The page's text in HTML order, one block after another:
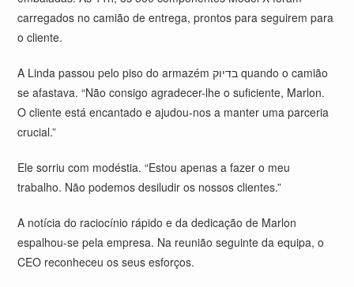
carregados no camião de entrega, prontos para seguirem para
o cliente.
A Linda passou pelo piso do armazém בדיוק quando o camião
se afastava. “Não consigo agradecer-lhe o suficiente, Marlon.
O cliente está encantado e ajudou-nos a manter uma parceria
crucial.”
Ele sorriu com modéstia. “Estou apenas a fazer o meu
trabalho. Não podemos desiludir os nossos clientes.”
A notícia do raciocínio rápido e da dedicação de Marlon
espalhou-se pela empresa. Na reunião seguinte da equipa, o
CEO reconheceu os seus esforços.